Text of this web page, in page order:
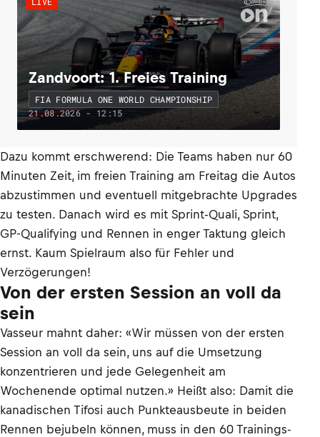
Zandvoort: 1. Freies Training
FIA FORMULA ONE WORLD CHAMPIONSHIP
21.08.2026 - 12:15
Dazu kommt erschwerend: Die Teams haben nur 60
Minuten Zeit, im freien Training am Freitag die Autos
abzustimmen und eventuell mitgebrachte Upgrades
zu testen. Danach wird es mit Sprint-Quali, Sprint,
GP-Qualifying und Rennen in enger Taktung gleich
ernst. Kaum Spielraum also für Fehler und
Verzögerungen!
Von der ersten Session an voll da
sein
Vasseur mahnt daher: «Wir müssen von der ersten
Session an voll da sein, uns auf die Umsetzung
konzentrieren und jede Gelegenheit am
Wochenende optimal nutzen.» Heißt also: Damit die
kanadischen Tifosi auch Punkteausbeute in beiden
Rennen bejubeln können, muss in den 60 Trainings-